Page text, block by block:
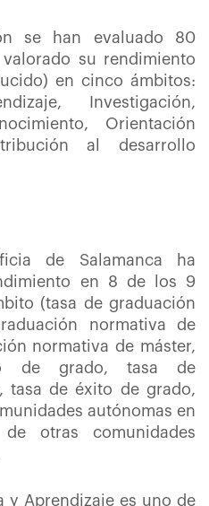
se han evaluado 80
su rendimiento
en cinco ámbitos:
Investigación,
Orientación
al desarrollo
de Salamanca ha
en 8 de los 9
(tasa de graduación
normativa de
normativa de máster,
de grado, tasa de
tasa de éxito de grado,
autónomas en
otras comunidades
y Aprendizaje es uno de